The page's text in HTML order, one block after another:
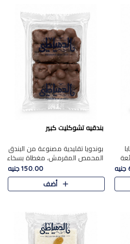
بندقيه تشوكليت كبير
بوندويا تقليدية مصنوعة من البندق
المحمص المقرمش، مغطاة بسخاء
بشوكولاتة فاخرة غنية لتحقيق
التوازن المثالي بين قوام القرمشة
ونكهة الشوكولاتة ا..
150.00 جنيه
أضف